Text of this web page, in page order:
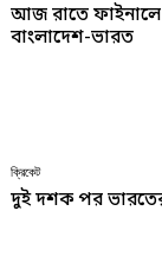
আজ রাতে ফাইনালে
বাংলাদেশ-ভারত
ক্রিকেট
দুই দশক পর ভারতের